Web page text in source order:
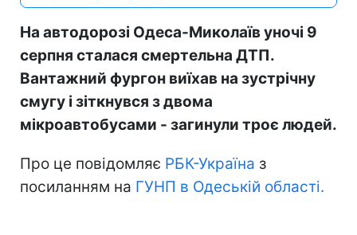
На автодорозі Одеса-Миколаїв уночі 9
серпня сталася смертельна ДТП.
Вантажний фургон виїхав на зустрічну
смугу і зіткнувся з двома
мікроавтобусами - загинули троє людей.
Про це повідомляє РБК-Україна з
посиланням на ГУНП в Одеській області.